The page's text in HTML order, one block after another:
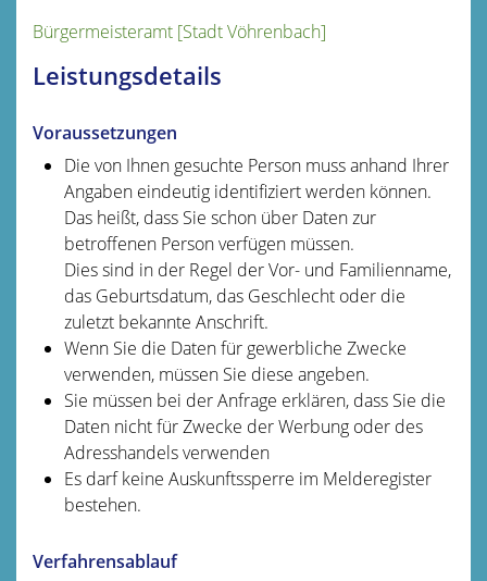
Bürgermeisteramt [Stadt Vöhrenbach]
Leistungsdetails
Voraussetzungen
Die von Ihnen gesuchte Person muss anhand Ihrer
Angaben eindeutig identifiziert werden können.
Das heißt, dass Sie schon über Daten zur
betroffenen Person verfügen müssen.
Dies sind in der Regel der Vor- und Familienname,
das Geburtsdatum, das Geschlecht oder die
zuletzt bekannte Anschrift.
Wenn Sie die Daten für gewerbliche Zwecke
verwenden, müssen Sie diese angeben.
Sie müssen bei der Anfrage erklären, dass Sie die
Daten nicht für Zwecke der Werbung oder des
Adresshandels verwenden
Es darf keine Auskunftssperre im Melderegister
bestehen.
Verfahrensablauf